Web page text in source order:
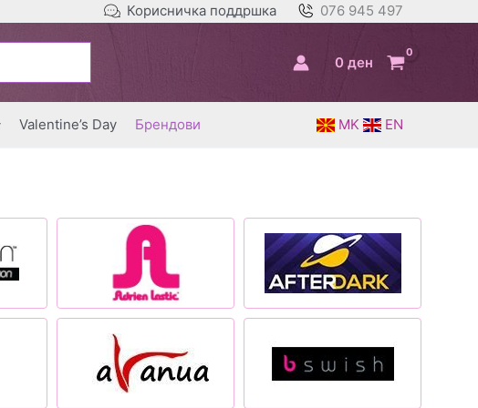
Корисничка поддршка 076 945 497
0 ден
Valentine’s Day Брендови MK EN